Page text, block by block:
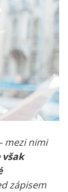
mezi nimi
však
zápisem